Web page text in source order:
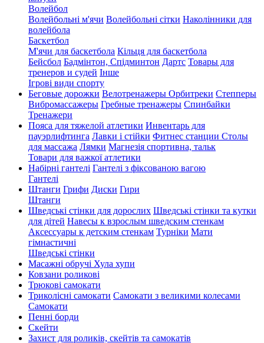
Волейбол
Волейбольні м'ячи Волейбольні сітки Наколінники для
волейбола
Баскетбол
М'ячи для баскетбола Кільця для баскетбола
Бейсбол Бадмінтон, Спідминтон Дартс Товары для
тренеров и судей Інше
Ігрові види спорту
Беговые дорожки Велотренажеры Орбитреки Степперы
Вибромассажеры Гребные тренажеры Спинбайки
Тренажери
Пояса для тяжелой атлетики Инвентарь для
пауэрлифтинга Лавки і стійки Фитнес станции Столы
для массажа Лямки Магнезія спортивна, тальк
Товари для важкої атлетики
Набірні гантелі Гантелі з фіксованою вагою
Гантелі
Штанги Грифи Диски Гири
Штанги
Шведські стінки для дорослих Шведські стінки та кутки
для дітей Навесы к взрослым шведским стенкам
Аксессуары к детским стенкам Турніки Мати
гімнастичні
Шведські стінки
Масажні обручі Хула хупи
Ковзани роликові
Трюкові самокати
Триколісні самокати Самокати з великими колесами
Cамокати
Пенні борди
Скейти
Захист для роликів, скейтів та самокатів